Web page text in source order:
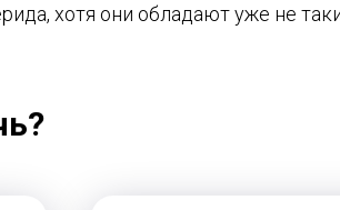
хотя они обладают уже не